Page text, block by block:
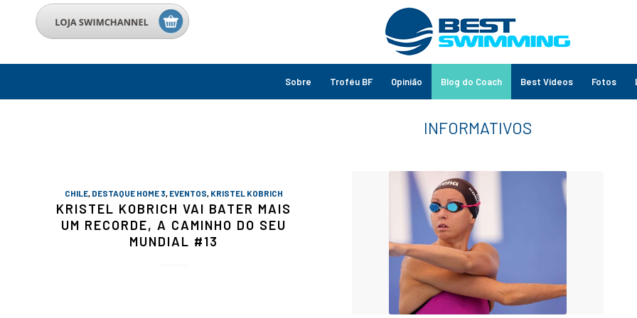
Sobre Troféu BF Opinião Blog do Coach Best Vídeos Fotos
CHILE, DESTAQUE HOME 3, EVENTOS, KRISTEL KOBRICH
KRISTEL KOBRICH VAI BATER MAIS
UM RECORDE, A CAMINHO DO SEU
MUNDIAL #13